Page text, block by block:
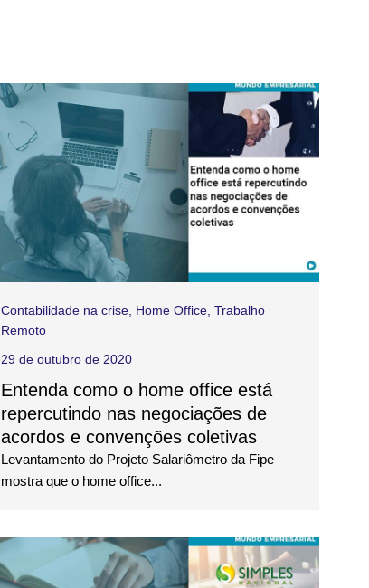
Contabilidade na crise Home Office Trabalho
Remoto
29 de outubro de 2020
Entenda como o home office está
repercutindo nas negociações de
acordos e convenções coletivas
Levantamento do Projeto Salariômetro da Fipe
mostra que o home office...